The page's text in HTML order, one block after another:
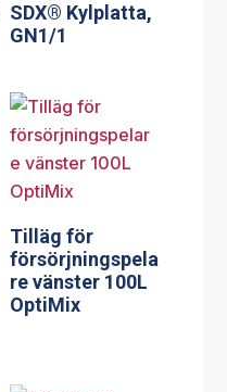
SDX® Kylplatta,
GN1/1
Tilläg för
försörjningspela
re vänster 100L
OptiMix